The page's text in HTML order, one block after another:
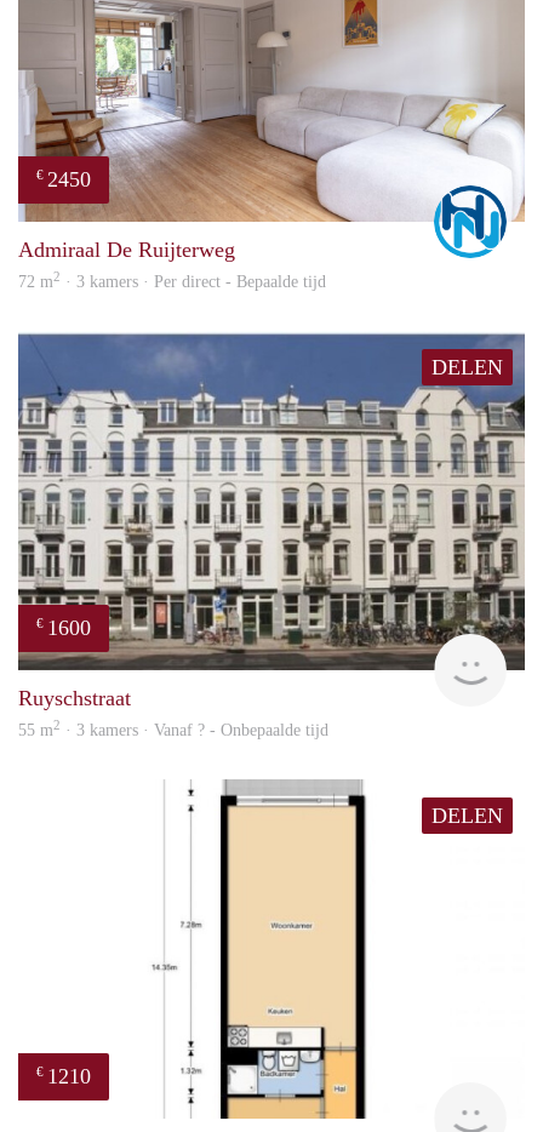
€ 2450
Admiraal De Ruijterweg
72 m2 · 3 kamers · Per direct - Bepaalde tijd
DELEN
€ 1600
rent
Ruyschstraat
55 m2 · 3 kamers · Vanaf ? - Onbepaalde tijd
DELEN
€ 1210